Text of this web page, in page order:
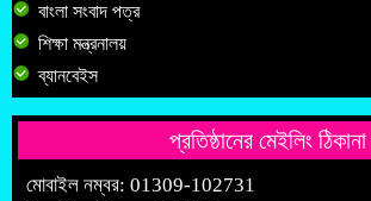
বাংলা সংবাদ পত্র
শিক্ষা মন্ত্রনালয়
ব্যানবেইস
প্রতিষ্ঠানের মেইলিং ঠিকানা
মোবাইল নম্বর: 01309-102731